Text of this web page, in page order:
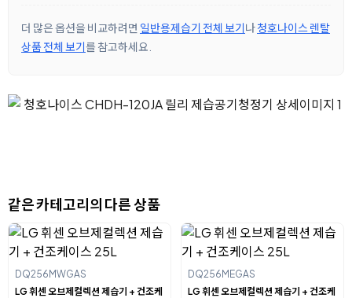
더 많은 옵션을 비교하려면 일반용제습기 전체 보기나청호나이스 렌탈
상품 전체 보기를 참고하세요.
같은 카테고리의 다른 상품
DQ256MWGAS
LG 휘센 오브제컬렉션 제습기 + 건조케
DQ256MEGAS
LG 휘센 오브제컬렉션 제습기 + 건조케